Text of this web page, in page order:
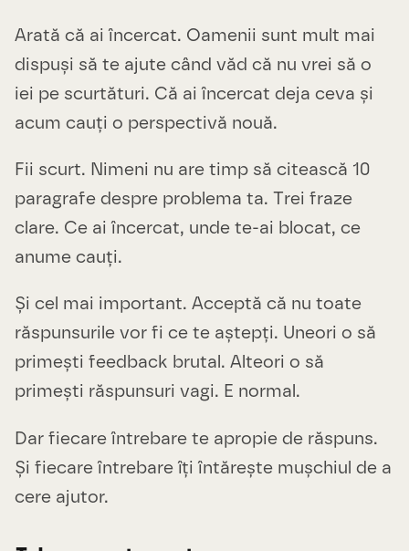
Arată că ai încercat. Oamenii sunt mult mai
dispuși să te ajute când văd că nu vrei să o
iei pe scurtături. Că ai încercat deja ceva și
acum cauți o perspectivă nouă.
Fii scurt. Nimeni nu are timp să citească 10
paragrafe despre problema ta. Trei fraze
clare. Ce ai încercat, unde te-ai blocat, ce
anume cauți.
Și cel mai important. Acceptă că nu toate
răspunsurile vor fi ce te aștepți. Uneori o să
primești feedback brutal. Alteori o să
primești răspunsuri vagi. E normal.
Dar fiecare întrebare te apropie de răspuns.
Și fiecare întrebare îți întărește mușchiul de a
cere ajutor.